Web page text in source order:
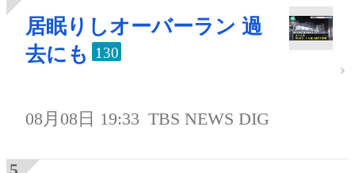
居眠りしオーバーラン 過
去にも
130
08月08日 19:33 TBS NEWS DIG